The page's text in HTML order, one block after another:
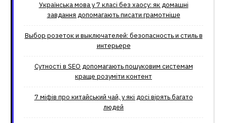
Українська мова у 7 класі без хаосу: як домашні
завдання допомагають писати грамотніше
Выбор розеток и выключателей: безопасность и стиль в
интерьере
Сутності в SEO допомагають пошуковим системам
краще розуміти контент
7 міфів про китайський чай, у які досі вірять багато
людей